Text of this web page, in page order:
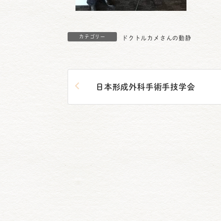
カテゴリー ドクトルカメさんの動静
日本形成外科手術手技学会